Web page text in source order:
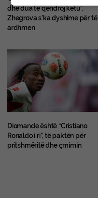
dhe dua të qëndroj këtu”,
Zhegrova s’ka dyshime për të
ardhmen
Diomande është “Cristiano
Ronaldo i ri”, të paktën për
pritshmëritë dhe çmimin